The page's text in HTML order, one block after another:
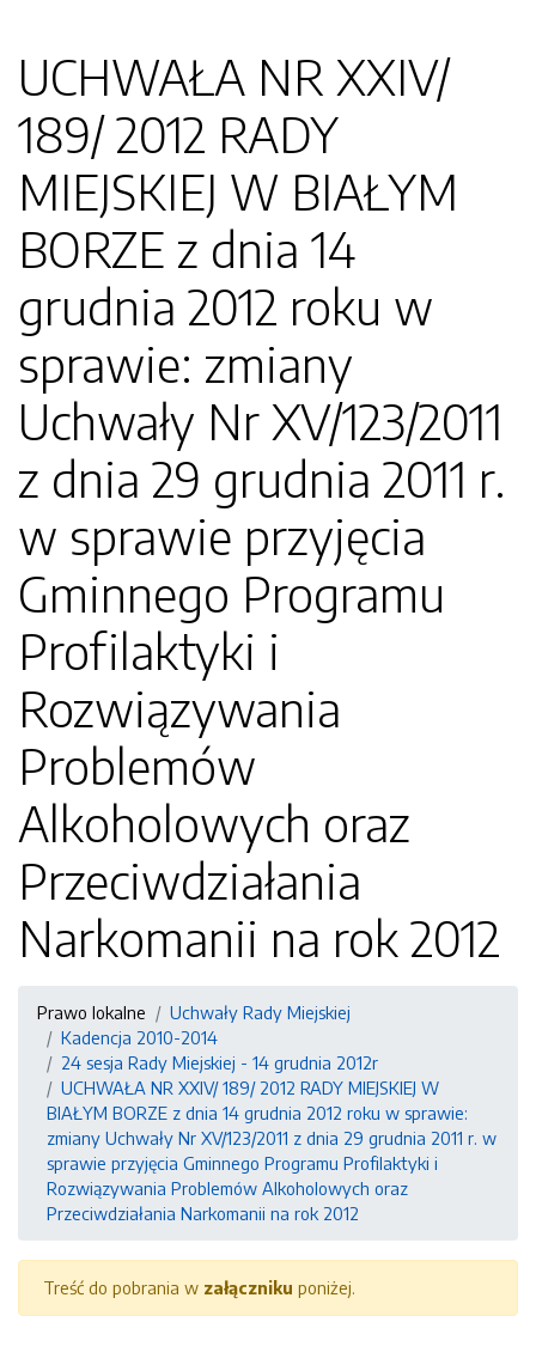
UCHWAŁA NR XXIV/
189/ 2012 RADY
MIEJSKIEJ W BIAŁYM
BORZE z dnia 14
grudnia 2012 roku w
sprawie: zmiany
Uchwały Nr XV/123/2011
z dnia 29 grudnia 2011 r.
w sprawie przyjęcia
Gminnego Programu
Profilaktyki i
Rozwiązywania
Problemów
Alkoholowych oraz
Przeciwdziałania
Narkomanii na rok 2012
Prawo lokalne
Uchwały Rady Miejskiej
Kadencja 2010-2014
24 sesja Rady Miejskiej - 14 grudnia 2012r
UCHWAŁA NR XXIV/ 189/ 2012 RADY MIEJSKIEJ W
BIAŁYM BORZE z dnia 14 grudnia 2012 roku w sprawie:
zmiany Uchwały Nr XV/123/2011 z dnia 29 grudnia 2011 r. w
sprawie przyjęcia Gminnego Programu Profilaktyki i
Rozwiązywania Problemów Alkoholowych oraz
Przeciwdziałania Narkomanii na rok 2012
Treść do pobrania w załączniku poniżej.